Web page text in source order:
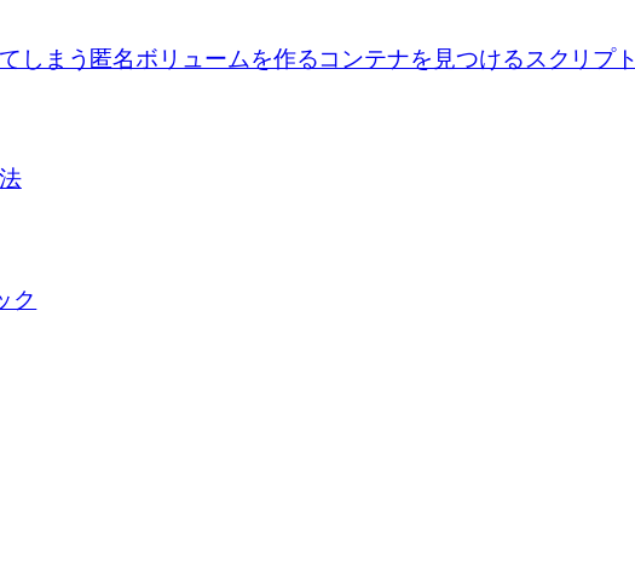
まう匿名ボリュームを作るコンテナを見つけるスクリプト
ク